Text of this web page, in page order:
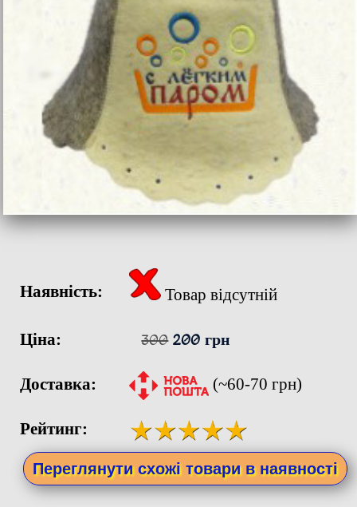
Наявність: Товар відсутній
Ціна: 300 200 грн
Доставка: (~60-70 грн)
Рейтинг:
Переглянути схожі товари в наявності